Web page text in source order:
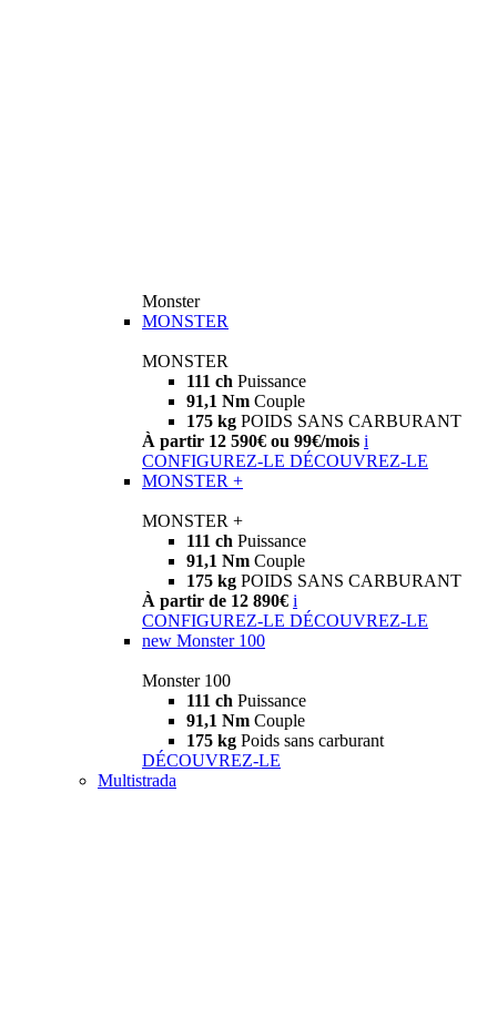
Monster
MONSTER
MONSTER
111 ch Puissance
91,1 Nm Couple
175 kg POIDS SANS CARBURANT
À partir 12 590€ ou 99€/mois i
CONFIGUREZ-LE DÉCOUVREZ-LE
MONSTER +
MONSTER +
111 ch Puissance
91,1 Nm Couple
175 kg POIDS SANS CARBURANT
À partir de 12 890€ i
CONFIGUREZ-LE DÉCOUVREZ-LE
new Monster 100
Monster 100
111 ch Puissance
91,1 Nm Couple
175 kg Poids sans carburant
DÉCOUVREZ-LE
Multistrada